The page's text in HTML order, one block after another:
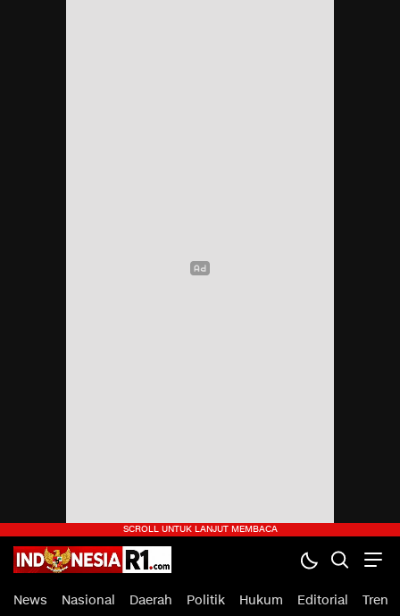
indonesiaR1.com
IndonesiaR1.com — Portal Berita Rakyat Indonesia
News Nasional Daerah Politik Hukum Editorial Tren